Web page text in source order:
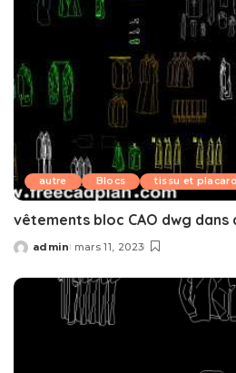
autre Blocs tissu et placard
vêtements bloc CAO dwg dans
Posted
admin mars 11, 2023